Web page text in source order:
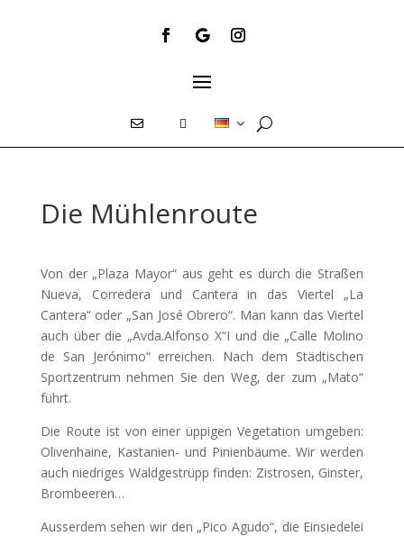
Die Mühlenroute
Von der „Plaza Mayor“ aus geht es durch die Straßen
Nueva, Corredera und Cantera in das Viertel „La
Cantera“ oder „San José Obrero“. Man kann das Viertel
auch über die „Avda.Alfonso X“I und die „Calle Molino
de San Jerónimo“ erreichen. Nach dem Städtischen
Sportzentrum nehmen Sie den Weg, der zum „Mato“
führt.
Die Route ist von einer üppigen Vegetation umgeben:
Olivenhaine, Kastanien- und Pinienbäume. Wir werden
auch niedriges Waldgestrüpp finden: Zistrosen, Ginster,
Brombeeren…
Ausserdem sehen wir den „Pico Agudo“, die Einsiedelei